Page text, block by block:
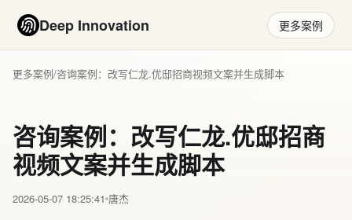
Deep Innovation 更多案例
更多案例/咨询案例：改写仁龙.优邸招商视频文案并生成脚本
咨询案例：改写仁龙.优邸招商
视频文案并生成脚本
2026-05-07 18:25:41 唐杰